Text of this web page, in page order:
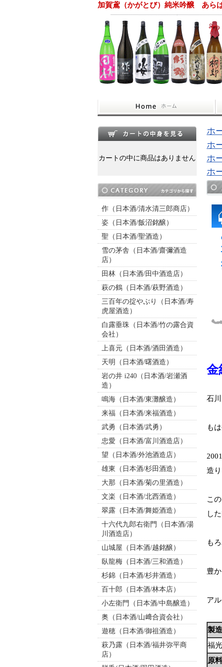
加賀鳶（かがとび）純米吟醸 あ
カートの中に商品はありません
作（日本酒/清水清三郎商店）
姿（日本酒/飯沼銘醸）
聖（日本酒/聖酒造）
雪の茅舎（日本酒/齋彌酒造
店）
田林（日本酒/田中酒造店）
萩の鶴（日本酒/萩野酒造）
三百年の掟やぶり（日本酒/寿
虎屋酒造）
白露垂珠（日本酒/竹の露合資
会社）
上喜元（日本酒/酒田酒造）
天明（日本酒/曙酒造）
岩の井 i240（日本酒/岩瀬酒
造）
鳴海（日本酒/東灘醸造）
来福（日本酒/来福酒造）
武勇（日本酒/武勇）
忠愛（日本酒/富川酒造店）
望（日本酒/外池酒造店）
雄東（日本酒/杉田酒造）
大那（日本酒/菊の里酒造）
文楽（日本酒/北西酒造）
翠露（日本酒/舞姫酒造）
十六代九郎右衛門（日本酒/湯
川酒造店）
山城屋（日本酒/越銘醸）
臥龍梅（日本酒/三和酒造）
杉錦（日本酒/杉井酒造）
百十郎（日本酒/林本店）
小左衛門（日本酒/中島醸造）
奥（日本酒/山﨑合資会社）
遊穂（日本酒/御祖酒造）
萩乃露（日本酒/福井弥平商
店）
ホ
ホ
ホ
ホ
金
石
も
造
こ
し
も
豊
ア
製
福
原